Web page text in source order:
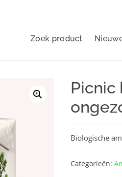
Zoek product
Picnic
Biologische
Categorieën: